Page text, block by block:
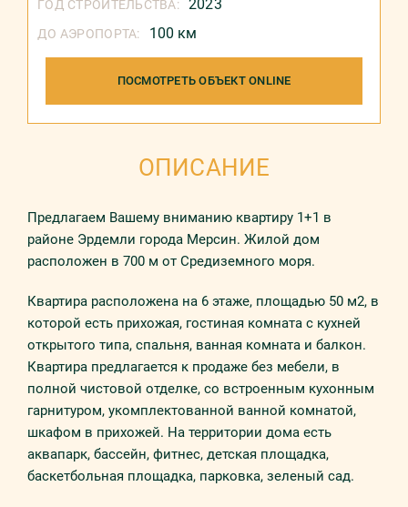
ГОД СТРОИТЕЛЬСТВА: 2023
ДО АЭРОПОРТА: 100 км
ПОСМОТРЕТЬ ОБЪЕКТ ONLINE
ОПИСАНИЕ
Предлагаем Вашему вниманию квартиру 1+1 в
районе Эрдемли города Мерсин. Жилой дом
расположен в 700 м от Средиземного моря.
Квартира расположена на 6 этаже, площадью 50 м2, в
которой есть прихожая, гостиная комната с кухней
открытого типа, спальня, ванная комната и балкон.
Квартира предлагается к продаже без мебели, в
полной чистовой отделке, со встроенным кухонным
гарнитуром, укомплектованной ванной комнатой,
шкафом в прихожей. На территории дома есть
аквапарк, бассейн, фитнес, детская площадка,
баскетбольная площадка, парковка, зеленый сад.